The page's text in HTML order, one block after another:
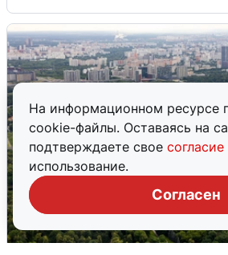
На информационном ресурсе
cookie-файлы. Оставаясь на
подтверждаете свое согласие
использование.
Согласен